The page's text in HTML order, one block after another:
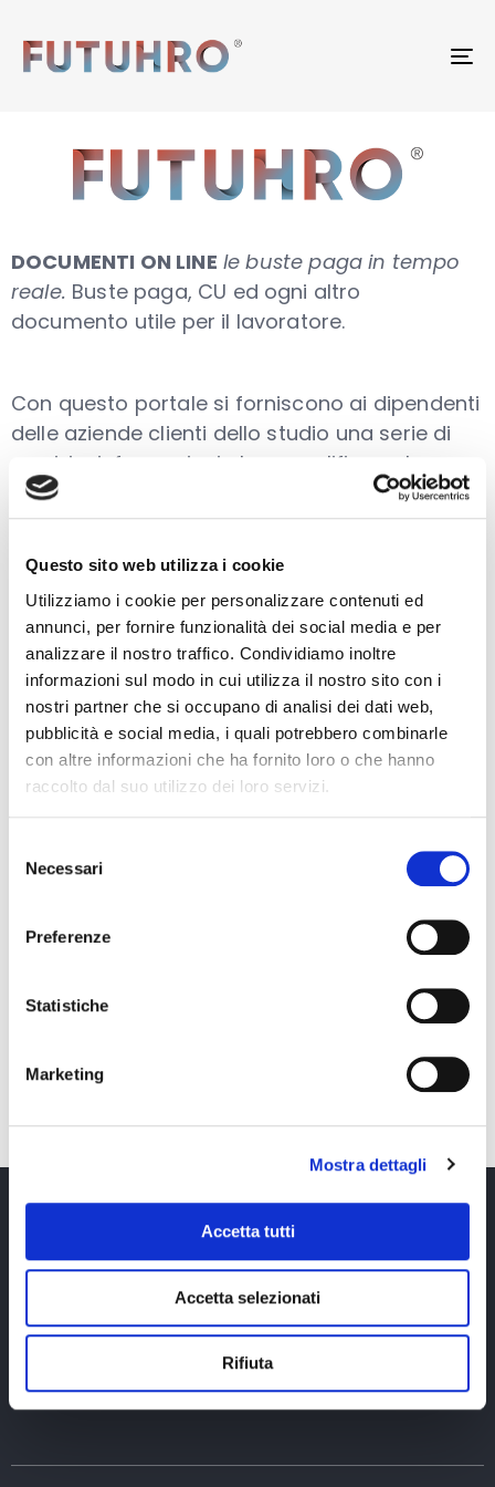
Questo sito web utilizza i cookie
Utilizziamo i cookie per personalizzare contenuti ed
annunci, per fornire funzionalità dei social media e per
analizzare il nostro traffico. Condividiamo inoltre
informazioni sul modo in cui utilizza il nostro sito con i
nostri partner che si occupano di analisi dei dati web,
pubblicità e social media, i quali potrebbero combinarle
con altre informazioni che ha fornito loro o che hanno
raccolto dal suo utilizzo dei loro servizi.
delNecessari
Preferenze
Statistiche
Marketing
Mostra dettagli
Accetta tutti
Accetta selezionati
Rifiuta
DOCUMENTI ON LINE le buste paga in tempo
reale. Buste paga, CU ed ogni altro
documento utile per il lavoratore.
Con questo portale si forniscono ai dipendenti
delle aziende clienti dello studio una serie di
servizi e informazioni che semplificano le
procedure amministrative consentendo una
comunicazione sempre più semplice e veloce
per la gestione del rapporto di lavoro.
Il sistema garantisce la massima riservatezza
le informazioni sono accessibili solo al
dipendente interessato tramite credenziali
personali.